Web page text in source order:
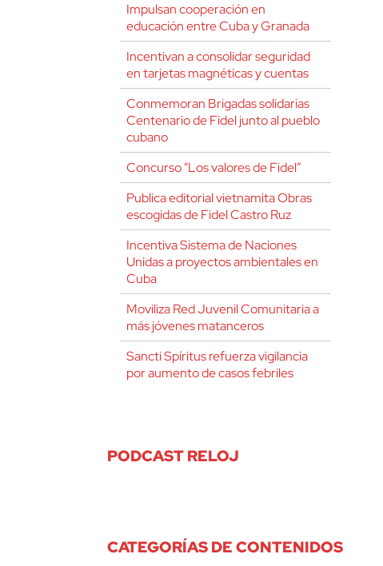
Impulsan cooperación en
educación entre Cuba y Granada
Incentivan a consolidar seguridad
en tarjetas magnéticas y cuentas
Conmemoran Brigadas solidarias
Centenario de Fidel junto al pueblo
cubano
Concurso “Los valores de Fidel”
Publica editorial vietnamita Obras
escogidas de Fidel Castro Ruz
Incentiva Sistema de Naciones
Unidas a proyectos ambientales en
Cuba
Moviliza Red Juvenil Comunitaria a
más jóvenes matanceros
Sancti Spíritus refuerza vigilancia
por aumento de casos febriles
PODCAST RELOJ
CATEGORÍAS DE CONTENIDOS